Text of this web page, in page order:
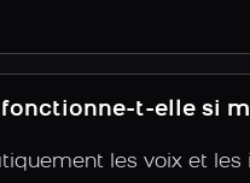
t-elle si
les voix et